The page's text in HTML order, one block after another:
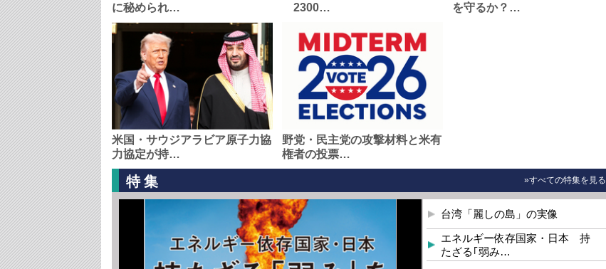
に秘められ…
2300…
を守るか？…
米国・サウジアラビア原子力協
力協定が持…
野党・民主党の攻撃材料と米有
権者の投票…
特集 »すべての特集を見る
台湾「麗しの島」の実像
エネルギー依存国家・日本 持
たざる｢弱み…